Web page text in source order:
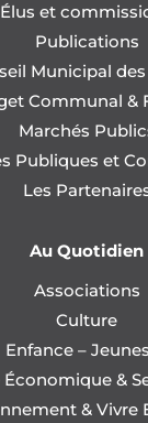
Élus et
Publications
Municipal
Communal &
Marchés
Publiques et
Les
Au Quotidien
Associations
Culture
Enfance –
Économique &
& Vivre